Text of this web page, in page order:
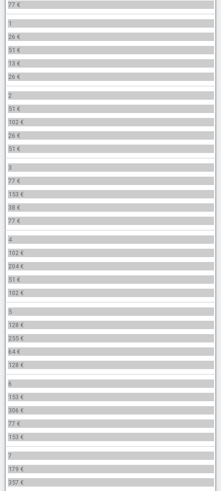
77 €
1
26 €
51 €
13 €
26 €
2
51 €
102 €
26 €
51 €
3
77 €
153 €
38 €
77 €
4
102 €
204 €
51 €
102 €
5
128 €
255 €
64 €
128 €
6
153 €
306 €
77 €
153 €
7
179 €
357 €